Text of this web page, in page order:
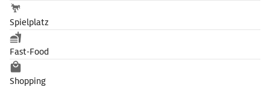
Spielplatz
Fast-Food
Shopping